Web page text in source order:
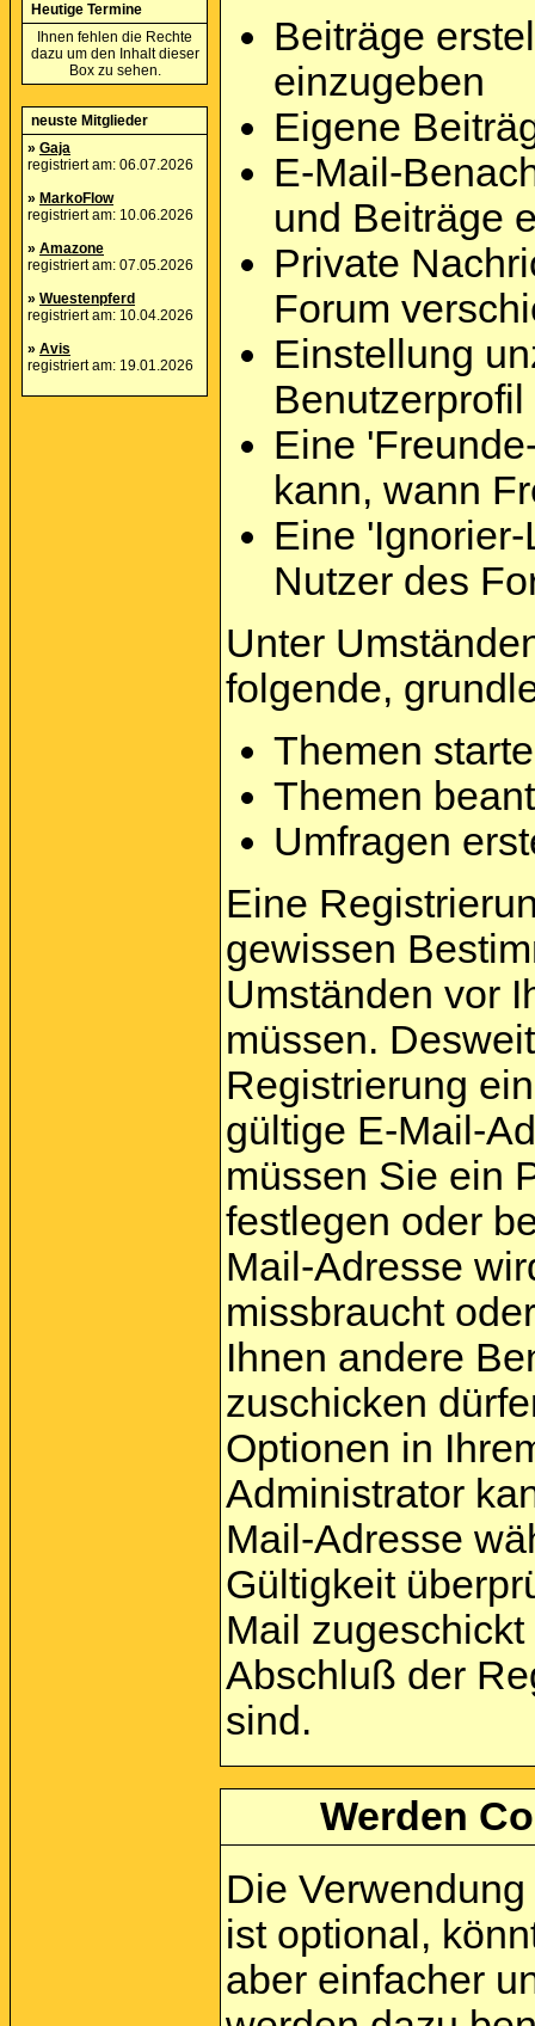
Heutige Termine
Ihnen fehlen die Rechte
dazu um den Inhalt dieser
Box zu sehen.
neuste Mitglieder
» Gaja
registriert am: 06.07.2026
» MarkoFlow
registriert am: 10.06.2026
» Amazone
registriert am: 07.05.2026
» Wuestenpferd
registriert am: 10.04.2026
» Avis
registriert am: 19.01.2026
Beiträge
einzugeben
Eigene
E-Mail-
und Beiträge
Private
Forum
Einstellung
Benutzerprofil
Eine
kann, wann
Eine
Nutzer des
Unter
folgende,
Themen
Themen
Umfragen
Eine
gewissen
Umständen vor
müssen.
Registrierung
gültige E-Mail-
müssen Sie ein
festlegen oder
Mail-Adresse
missbraucht
Ihnen andere
zuschicken
Optionen in
Administrator
Mail-Adresse
Gültigkeit
Mail
Abschluß der
sind.
Werden
Die
ist optional,
aber einfacher